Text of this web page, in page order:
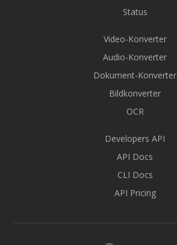
Status
Video-Konverter
Audio-Konverter
Dokument-Konverter
Bildkonverter
OCR
Developers API
API Docs
CLI Docs
API Pricing